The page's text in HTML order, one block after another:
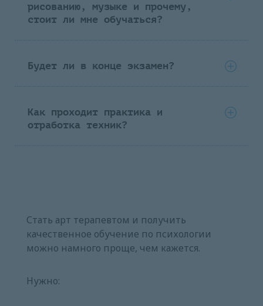
рисованию, музыке и прочему,
стоит ли мне обучаться?
Будет ли в конце экзамен?
Как проходит практика и
отработка техник?
Стать арт терапевтом и получить
качественное обучение по психологии
можно намного проще, чем кажется.
Нужно: